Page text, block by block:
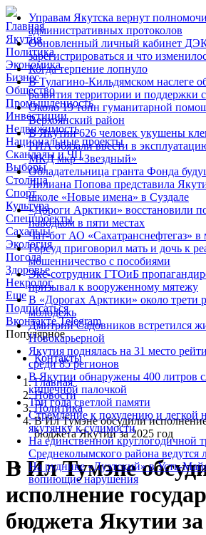
Главная
Якутия
Политика
Экономика
Бизнес
Общество
Промышленность
Инвестиции
Недвижимость
Национальные проекты
Скандалы и ЧП
Выборы
Столица
Спорт
Культура
Спецпроекты
Сахалыы
Экология
Погода
Здоровье
Некролог
Еще
Подписаться
ВконтактеTelegram
Популярное
Управам Якутска вернут
административных протоколов
Обновленный личный кабинет
зарегистрироваться и что
Когда терпение лопнуло
В Тулагино-Кильдямском наслеге
развития территории и поддержки
Около 19 тонн гуманитарной
Верхоянский район
В Якутии 626 человек укушены
РИА обязали ввести в
МКД мкр «Звездный»
Обладательница гранта Фонда
Лилиана Попова представила
школе «Новые имена» в Суздале
«Дороги Арктики» восстановили
паводком в пяти местах
Чат-бот АО «Сахатранснефтегаз»
Горсуд приговорил мать и дочь к
мошенничество с пособиями
Экс-сотрудник ГТОиБ
призывал к вооруженному мятежу
В «Дорогах Арктики» около трети
молодежь
Дмитрий Садовников встретился
Новокарьерной
Якутия поднялась на 31 место
среди 85 регионов
В Якутии обнаружены 400 литров
кишечной палочкой
Три года светлой памяти
Стремление к похудению и легкой
якутянку к судимости
На единственной круглогодичной
Среднеколымского района ведутся
На руднике «Дуэтский» в Усть-
вопиющие нарушения
Контакты
Главная
Новости
Политика
В Ил Тумэне обсудили исполнение
бюджета Якутии за 2025 год
В Ил Тумэне
исполнение
бюджета Якутии за